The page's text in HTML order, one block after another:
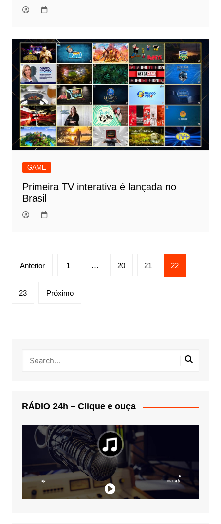
GAME
Primeira TV interativa é lançada no
Brasil
Navegação
posts
Anterior 1 … 20 21 22
23 Próximo
RÁDIO 24h – Clique e ouça